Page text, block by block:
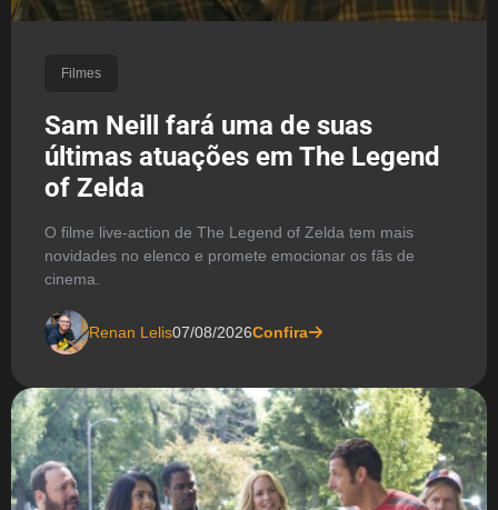
Filmes
Sam Neill fará uma de suas
últimas atuações em The Legend
of Zelda
O filme live-action de The Legend of Zelda tem mais
novidades no elenco e promete emocionar os fãs de
cinema.
Renan Lelis07/08/2026Confira